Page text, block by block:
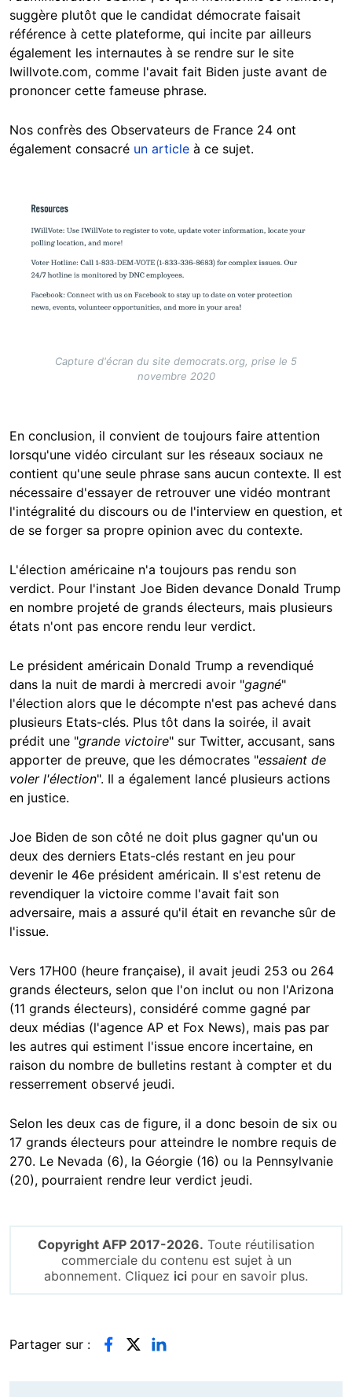
suggère plutôt que le candidat démocrate faisait
référence à cette plateforme, qui incite par ailleurs
également les internautes à se rendre sur le site
Iwillvote.com, comme l'avait fait Biden juste avant de
prononcer cette fameuse phrase.
Nos confrès des Observateurs de France 24 ont
également consacré un article à ce sujet.
Image
Capture d'écran du site democrats.org, prise le 5
novembre 2020
En conclusion, il convient de toujours faire attention
lorsqu'une vidéo circulant sur les réseaux sociaux ne
contient qu'une seule phrase sans aucun contexte. Il est
nécessaire d'essayer de retrouver une vidéo montrant
l'intégralité du discours ou de l'interview en question, et
de se forger sa propre opinion avec du contexte.
L'élection américaine n'a toujours pas rendu son
verdict. Pour l'instant Joe Biden devance Donald Trump
en nombre projeté de grands électeurs, mais plusieurs
états n'ont pas encore rendu leur verdict.
Le président américain Donald Trump a revendiqué
dans la nuit de mardi à mercredi avoir "gagné"
l'élection alors que le décompte n'est pas achevé dans
plusieurs Etats-clés. Plus tôt dans la soirée, il avait
prédit une "grande victoire" sur Twitter, accusant, sans
apporter de preuve, que les démocrates "essaient de
voler l'élection". Il a également lancé plusieurs actions
en justice.
Joe Biden de son côté ne doit plus gagner qu'un ou
deux des derniers Etats-clés restant en jeu pour
devenir le 46e président américain. Il s'est retenu de
revendiquer la victoire comme l'avait fait son
adversaire, mais a assuré qu'il était en revanche sûr de
l'issue.
Vers 17H00 (heure française), il avait jeudi 253 ou 264
grands électeurs, selon que l'on inclut ou non l'Arizona
(11 grands électeurs), considéré comme gagné par
deux médias (l'agence AP et Fox News), mais pas par
les autres qui estiment l'issue encore incertaine, en
raison du nombre de bulletins restant à compter et du
resserrement observé jeudi.
Selon les deux cas de figure, il a donc besoin de six ou
17 grands électeurs pour atteindre le nombre requis de
270. Le Nevada (6), la Géorgie (16) ou la Pennsylvanie
(20), pourraient rendre leur verdict jeudi.
Copyright AFP 2017-2026. Toute réutilisation
commerciale du contenu est sujet à un
abonnement. Cliquez ici pour en savoir plus.
Partager sur :